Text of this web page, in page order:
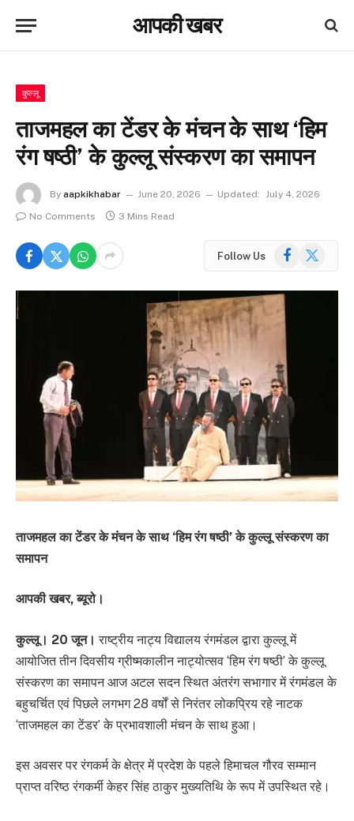
आपकी खबर
कुल्लू
ताजमहल का टेंडर के मंचन के साथ ‘हिम
रंग षष्ठी’ के कुल्लू संस्करण का समापन
By aapkikhabar June 20, 2026 Updated: July 4, 2026
No Comments
3 Mins Read
Follow Us Facebook
X
ताजमहल का टेंडर के मंचन के साथ ‘हिम रंग षष्ठी’ के कुल्लू संस्करण का
समापन
आपकी खबर, ब्यूरो।
कुल्लू। 20 जून। राष्ट्रीय नाट्य विद्यालय रंगमंडल द्वारा कुल्लू में
आयोजित तीन दिवसीय ग्रीष्मकालीन नाट्योत्सव ‘हिम रंग षष्ठी’ के कुल्लू
संस्करण का समापन आज अटल सदन स्थित अंतरंग सभागार में रंगमंडल के
बहुचर्चित एवं पिछले लगभग 28 वर्षों से निरंतर लोकप्रिय रहे नाटक
‘ताजमहल का टेंडर’ के प्रभावशाली मंचन के साथ हुआ।
इस अवसर पर रंगकर्म के क्षेत्र में प्रदेश के पहले हिमाचल गौरव सम्मान
प्राप्त वरिष्ठ रंगकर्मी केहर सिंह ठाकुर मुख्यतिथि के रूप में उपस्थित रहे।